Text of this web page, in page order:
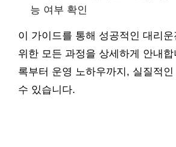
능 여부 확인
이 가이드를 통해 성공적인 대리
위한 모든 과정을 상세하게 안내
록부터 운영 노하우까지, 실질적
수 있습니다.